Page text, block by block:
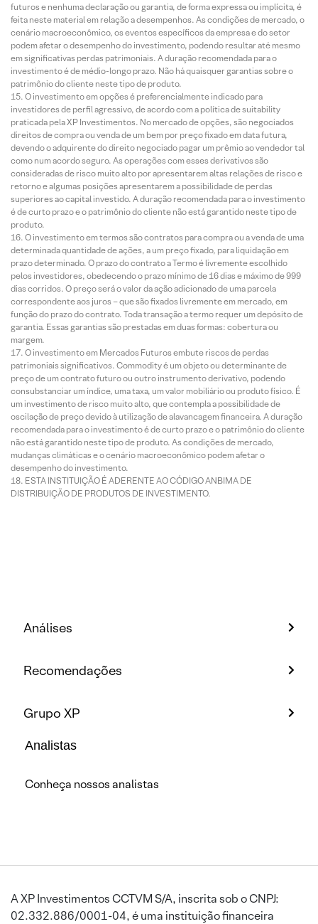
futuros e nenhuma declaração ou garantia, de forma expressa ou implícita, é
feita neste material em relação a desempenhos. As condições de mercado, o
cenário macroeconômico, os eventos específicos da empresa e do setor
podem afetar o desempenho do investimento, podendo resultar até mesmo
em significativas perdas patrimoniais. A duração recomendada para o
investimento é de médio-longo prazo. Não há quaisquer garantias sobre o
patrimônio do cliente neste tipo de produto.
O investimento em opções é preferencialmente indicado para
investidores de perfil agressivo, de acordo com a política de suitability
praticada pela XP Investimentos. No mercado de opções, são negociados
direitos de compra ou venda de um bem por preço fixado em data futura,
devendo o adquirente do direito negociado pagar um prêmio ao vendedor tal
como num acordo seguro. As operações com esses derivativos são
consideradas de risco muito alto por apresentarem altas relações de risco e
retorno e algumas posições apresentarem a possibilidade de perdas
superiores ao capital investido. A duração recomendada para o investimento
é de curto prazo e o patrimônio do cliente não está garantido neste tipo de
produto.
O investimento em termos são contratos para compra ou a venda de uma
determinada quantidade de ações, a um preço fixado, para liquidação em
prazo determinado. O prazo do contrato a Termo é livremente escolhido
pelos investidores, obedecendo o prazo mínimo de 16 dias e máximo de 999
dias corridos. O preço será o valor da ação adicionado de uma parcela
correspondente aos juros – que são fixados livremente em mercado, em
função do prazo do contrato. Toda transação a termo requer um depósito de
garantia. Essas garantias são prestadas em duas formas: cobertura ou
margem.
O investimento em Mercados Futuros embute riscos de perdas
patrimoniais significativos. Commodity é um objeto ou determinante de
preço de um contrato futuro ou outro instrumento derivativo, podendo
consubstanciar um índice, uma taxa, um valor mobiliário ou produto físico. É
um investimento de risco muito alto, que contempla a possibilidade de
oscilação de preço devido à utilização de alavancagem financeira. A duração
recomendada para o investimento é de curto prazo e o patrimônio do cliente
não está garantido neste tipo de produto. As condições de mercado,
mudanças climáticas e o cenário macroeconômico podem afetar o
desempenho do investimento.
ESTA INSTITUIÇÃO É ADERENTE AO CÓDIGO ANBIMA DE
DISTRIBUIÇÃO DE PRODUTOS DE INVESTIMENTO.
Análises
Recomendações
Grupo XP
Analistas
Conheça nossos analistas
A XP Investimentos CCTVM S/A, inscrita sob o CNPJ:
02.332.886/0001-04, é uma instituição financeira